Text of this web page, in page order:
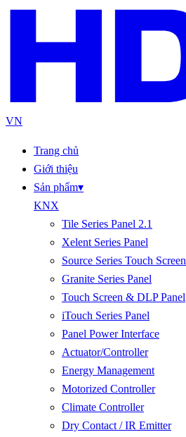
VN
Trang chủ
Giới thiệu
Sản phẩm▾
KNX
Tile Series Panel 2.1
Xelent Series Panel
Source Series Touch Screen
Granite Series Panel
Touch Screen & DLP Panel
iTouch Series Panel
Panel Power Interface
Actuator/Controller
Energy Management
Motorized Controller
Climate Controller
Dry Contact / IR Emitter